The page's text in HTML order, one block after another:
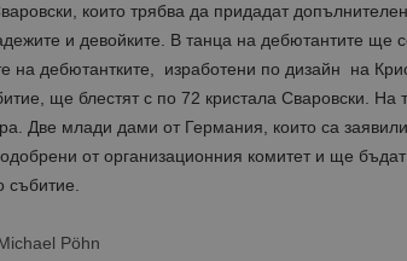
които трябва да придадат
и девойките. В танца на дебютантите ще
на дебютантките, изработени по дизайн на
ще блестят с по 72 кристала Сваровски. На
Две млади дами от Германия, които са
от организационния комитет и ще
събитие.
Pöhn